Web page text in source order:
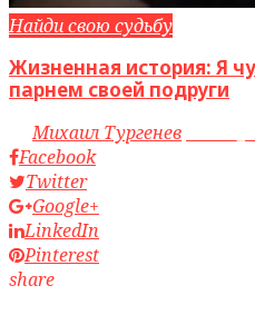
Найди свою судьбу
Жизненная история: Я
парнем своей подруги
byМихаил Тургенев
Facebook
Twitter
Google+
LinkedIn
Pinterest
share